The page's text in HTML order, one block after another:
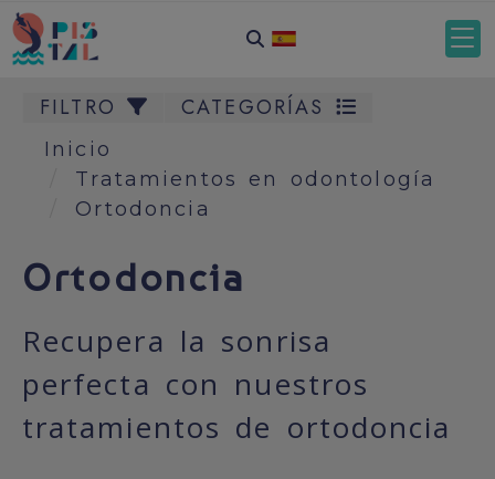
FILTRO CATEGORÍAS
Inicio
Tratamientos en odontología
Ortodoncia
Ortodoncia
Recupera la sonrisa
perfecta con nuestros
tratamientos de ortodoncia